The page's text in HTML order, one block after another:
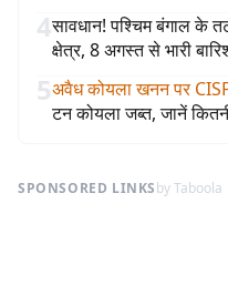
4सावधान! पश्चिम बंगाल के
क्षेत्र, 8 अगस्त से भारी
5अवैध कोयला खनन पर
टन कोयला जब्त, जानें
SPONSORED LINKSby Taboola